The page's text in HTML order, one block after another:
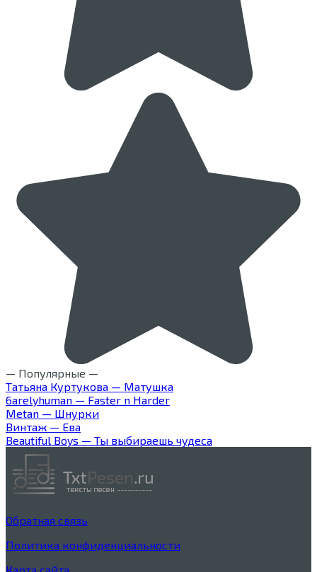
— Популярные —
Татьяна Куртукова — Матушка
6arelyhuman — Faster n Harder
Metan — Шнурки
Винтаж — Ева
Beautiful Boys — Ты выбираешь чудеса
Обратная связь
Политика конфиденциальности